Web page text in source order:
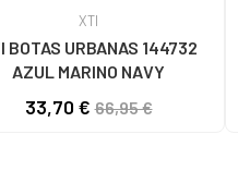
XTI
BOTAS URBANAS 144732
AZUL MARINO NAVY
33,70 €66,95 €